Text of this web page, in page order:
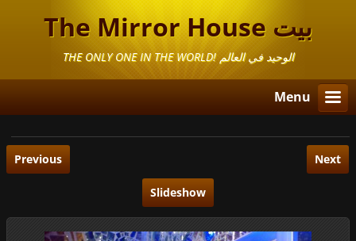
The Mirror House بيت
المرايا THE ONLY ONE IN THE WORLD! الوحيد في العالم
Menu
Previous Next
Slideshow